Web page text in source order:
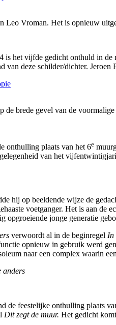
Leo Vroman. Het is opnieuw
is het vijfde gedicht onthuld in
van deze schilder/dichter.
de brede gevel van de
onthulling plaats van het 6e
van het
hij op beeldende wijze de
voetganger. Het is aan de
opgroeiende jonge generatie
verwoordt al in de beginregel In
een andere
naar een complex waarin
anders
de feestelijke onthulling plaats
Dit zegt de muur. Het gedicht